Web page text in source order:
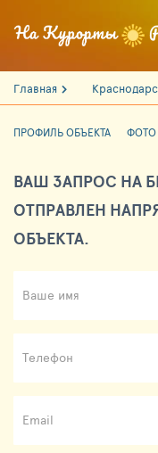
Главная
ПРОФИЛЬ ОБЪЕКТА ФОТО
ВАШ ЗАПРОС НА
ОТПРАВЛЕН
ОБЪЕКТА.
Ваше имя
Телефон
Email